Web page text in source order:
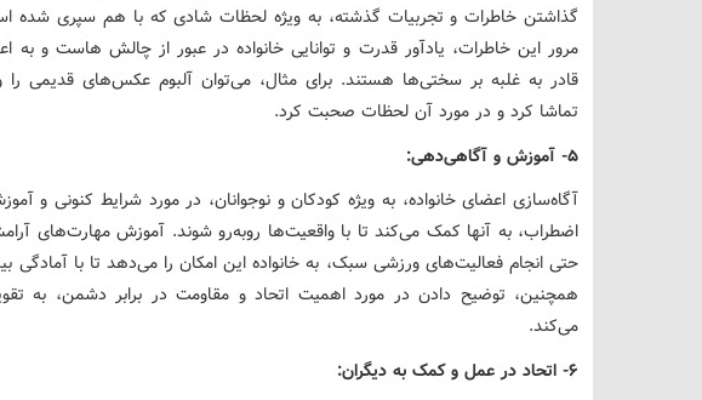
گذاشتن خاطرات و تجربیات گذشته، به ویژه لحظات شادی که با هم سپری شده
مرور این خاطرات، یادآور قدرت و توانایی خانواده در عبور از چالش هاست و به
قادر به غلبه بر سختی‌ها هستند. برای مثال، می‌توان آلبوم عکس‌های قدیمی را
تماشا کرد و در مورد آن لحظات صحبت کرد.
۵- آموزش و آگاهی‌دهی:
آگاه‌سازی اعضای خانواده، به ویژه کودکان و نوجوانان، در مورد شرایط کنونی و
اضطراب، به آنها کمک می‌کند تا با واقعیت‌ها روبه‌رو شوند. آموزش مهارت‌های
حتی انجام فعالیت‌های ورزشی سبک، به خانواده این امکان را می‌دهد تا با آمادگی
همچنین، توضیح دادن در مورد اهمیت اتحاد و مقاومت در برابر دشمن، به
می‌کند.
۶- اتحاد در عمل و کمک به دیگران: